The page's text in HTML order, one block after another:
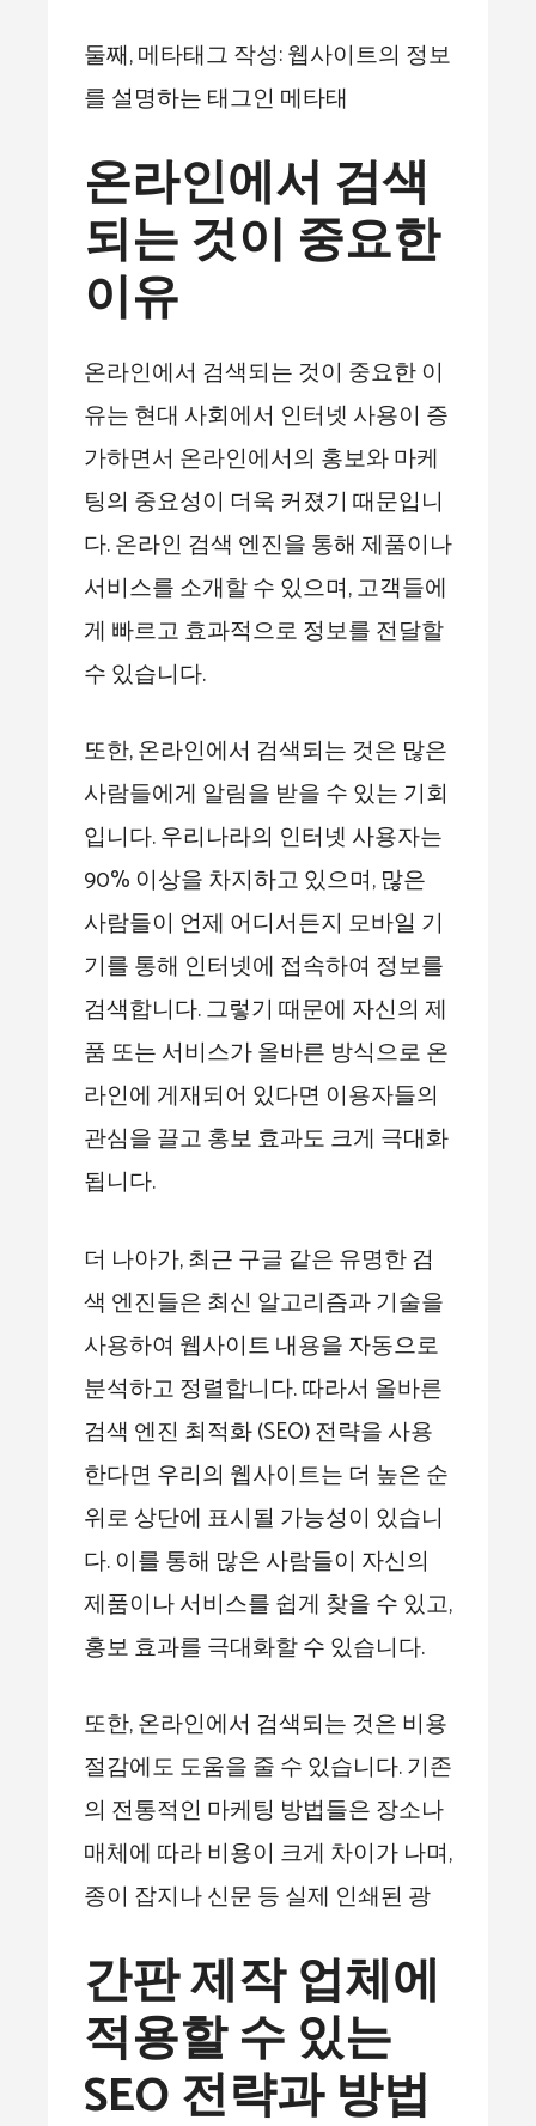
둘째, 메타태그 작성: 웹사이트의 정보
를 설명하는 태그인 메타태
온라인에서 검색
되는 것이 중요한
이유
온라인에서 검색되는 것이 중요한 이
유는 현대 사회에서 인터넷 사용이 증
가하면서 온라인에서의 홍보와 마케
팅의 중요성이 더욱 커졌기 때문입니
다. 온라인 검색 엔진을 통해 제품이나
서비스를 소개할 수 있으며, 고객들에
게 빠르고 효과적으로 정보를 전달할
수 있습니다.
또한, 온라인에서 검색되는 것은 많은
사람들에게 알림을 받을 수 있는 기회
입니다. 우리나라의 인터넷 사용자는
90% 이상을 차지하고 있으며, 많은
사람들이 언제 어디서든지 모바일 기
기를 통해 인터넷에 접속하여 정보를
검색합니다. 그렇기 때문에 자신의 제
품 또는 서비스가 올바른 방식으로 온
라인에 게재되어 있다면 이용자들의
관심을 끌고 홍보 효과도 크게 극대화
됩니다.
더 나아가, 최근 구글 같은 유명한 검
색 엔진들은 최신 알고리즘과 기술을
사용하여 웹사이트 내용을 자동으로
분석하고 정렬합니다. 따라서 올바른
검색 엔진 최적화 (SEO) 전략을 사용
한다면 우리의 웹사이트는 더 높은 순
위로 상단에 표시될 가능성이 있습니
다. 이를 통해 많은 사람들이 자신의
제품이나 서비스를 쉽게 찾을 수 있고,
홍보 효과를 극대화할 수 있습니다.
또한, 온라인에서 검색되는 것은 비용
절감에도 도움을 줄 수 있습니다. 기존
의 전통적인 마케팅 방법들은 장소나
매체에 따라 비용이 크게 차이가 나며,
종이 잡지나 신문 등 실제 인쇄된 광
간판 제작 업체에
적용할 수 있는
SEO 전략과 방법